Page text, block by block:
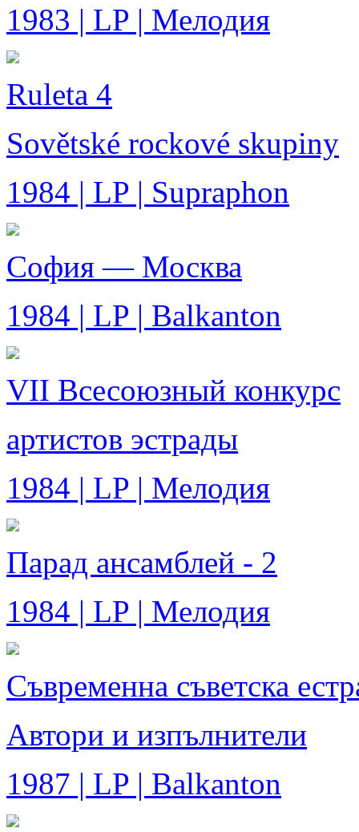
1983 | LP | Мелодия
Ruleta 4
Sovětské rockové skupiny
1984 | LP | Supraphon
София — Москва
1984 | LP | Balkanton
VII Всесоюзный конкурс
артистов эстрады
1984 | LP | Мелодия
Парад ансамблей - 2
1984 | LP | Мелодия
Съвременна съветска
Автори и изпълнители
1987 | LP | Balkanton